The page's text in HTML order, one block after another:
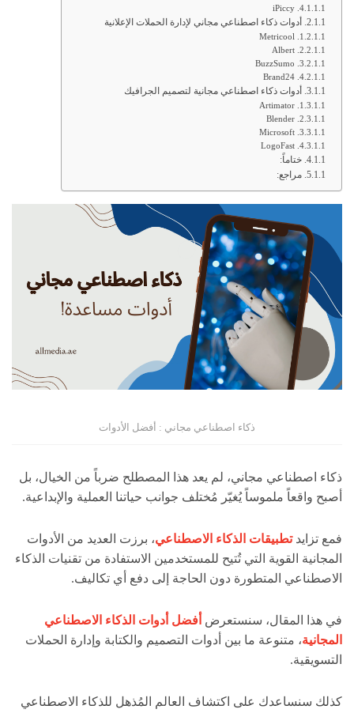
iPiccy
أدوات ذكاء اصطناعي مجاني لإدارة الحملات الإعلانية
Metricool
Albert
BuzzSumo
Brand24
أدوات ذكاء اصطناعي مجانية لتصميم الجرافيك
Artimator
Blender
Microsoft
LogoFast
ختاماً:
مراجع:
ذكاء اصطناعي مجاني : أفضل الأدوات
ذكاء اصطناعي مجاني، لم يعد هذا المصطلح ضرباً من الخيال، بل
أصبح واقعاً ملموساً يُغيّر مُختلف جوانب حياتنا العملية والإبداعية.
فمع تزايدتطبيقات الذكاء الاصطناعي، برزت العديد من الأدوات
المجانية القوية التي تُتيح للمستخدمين الاستفادة من تقنيات الذكاء
الاصطناعي المتطورة دون الحاجة إلى دفع أي تكاليف.
في هذا المقال، سنستعرض أفضل أدوات الذكاء الاصطناعي
المجانية، متنوعة ما بين أدوات التصميم والكتابة وإدارة الحملات
التسويقية.
كذلك سنساعدك على اكتشاف العالم المُذهل للذكاء الاصطناعي